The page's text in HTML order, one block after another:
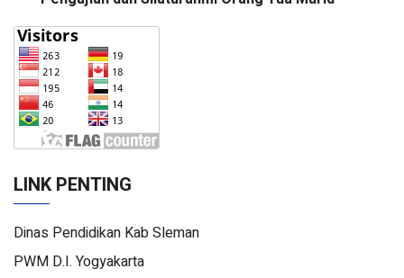
LINK PENTING
Dinas Pendidikan Kab Sleman
PWM D.I. Yogyakarta